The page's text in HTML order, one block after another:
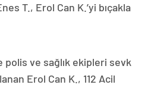
T., Erol Can K.’yi bıçakla
ve sağlık ekipleri sevk
Erol Can K., 112 Acil